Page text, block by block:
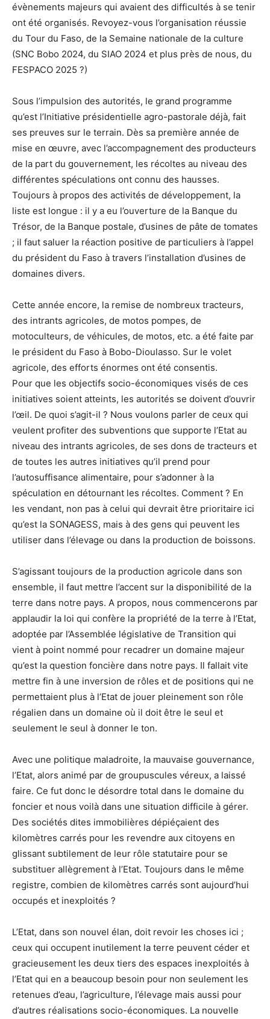
évènements majeurs qui avaient des difficultés à se tenir
ont été organisés. Revoyez-vous l’organisation réussie
du Tour du Faso, de la Semaine nationale de la culture
(SNC Bobo 2024, du SIAO 2024 et plus près de nous, du
FESPACO 2025 ?)
Sous l’impulsion des autorités, le grand programme
qu’est l’Initiative présidentielle agro-pastorale déjà, fait
ses preuves sur le terrain. Dès sa première année de
mise en œuvre, avec l’accompagnement des producteurs
de la part du gouvernement, les récoltes au niveau des
différentes spéculations ont connu des hausses.
Toujours à propos des activités de développement, la
liste est longue : il y a eu l’ouverture de la Banque du
Trésor, de la Banque postale, d’usines de pâte de tomates
; il faut saluer la réaction positive de particuliers à l’appel
du président du Faso à travers l’installation d’usines de
domaines divers.
Cette année encore, la remise de nombreux tracteurs,
des intrants agricoles, de motos pompes, de
motoculteurs, de véhicules, de motos, etc. a été faite par
le président du Faso à Bobo-Dioulasso. Sur le volet
agricole, des efforts énormes ont été consentis.
Pour que les objectifs socio-économiques visés de ces
initiatives soient atteints, les autorités se doivent d’ouvrir
l’œil. De quoi s’agit-il ? Nous voulons parler de ceux qui
veulent profiter des subventions que supporte l’Etat au
niveau des intrants agricoles, de ses dons de tracteurs et
de toutes les autres initiatives qu’il prend pour
l’autosuffisance alimentaire, pour s’adonner à la
spéculation en détournant les récoltes. Comment ? En
les vendant, non pas à celui qui devrait être prioritaire ici
qu’est la SONAGESS, mais à des gens qui peuvent les
utiliser dans l’élevage ou dans la production de boissons.
S’agissant toujours de la production agricole dans son
ensemble, il faut mettre l’accent sur la disponibilité de la
terre dans notre pays. A propos, nous commencerons par
applaudir la loi qui confère la propriété de la terre à l’Etat,
adoptée par l’Assemblée législative de Transition qui
vient à point nommé pour recadrer un domaine majeur
qu’est la question foncière dans notre pays. Il fallait vite
mettre fin à une inversion de rôles et de positions qui ne
permettaient plus à l’Etat de jouer pleinement son rôle
régalien dans un domaine où il doit être le seul et
seulement le seul à donner le ton.
Avec une politique maladroite, la mauvaise gouvernance,
l’Etat, alors animé par de groupuscules véreux, a laissé
faire. Ce fut donc le désordre total dans le domaine du
foncier et nous voilà dans une situation difficile à gérer.
Des sociétés dites immobilières dépiéçaient des
kilomètres carrés pour les revendre aux citoyens en
glissant subtilement de leur rôle statutaire pour se
substituer allègrement à l’Etat. Toujours dans le même
registre, combien de kilomètres carrés sont aujourd’hui
occupés et inexploités ?
L’Etat, dans son nouvel élan, doit revoir les choses ici ;
ceux qui occupent inutilement la terre peuvent céder et
gracieusement les deux tiers des espaces inexploités à
l’Etat qui en a beaucoup besoin pour non seulement les
retenues d’eau, l’agriculture, l’élevage mais aussi pour
d’autres réalisations socio-économiques. La nouvelle